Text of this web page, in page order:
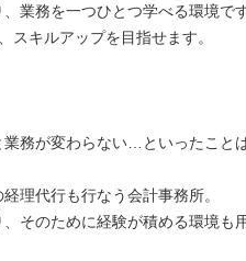
業務を一つひとつ学べる環境です
キルアップを目指せます。
務が変わらない…といったこと
理代行も行なう会計事務所。
そのために経験が積める環境も